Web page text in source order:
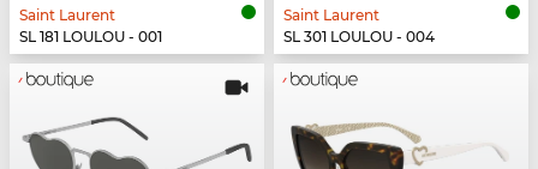
Saint Laurent
SL 181 LOULOU - 001
Saint Laurent
SL 301 LOULOU - 004